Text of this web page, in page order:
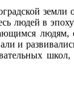
людей в
и
школ,